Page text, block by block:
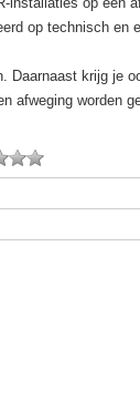
op technisch en
Daarnaast krijg je
afweging worden